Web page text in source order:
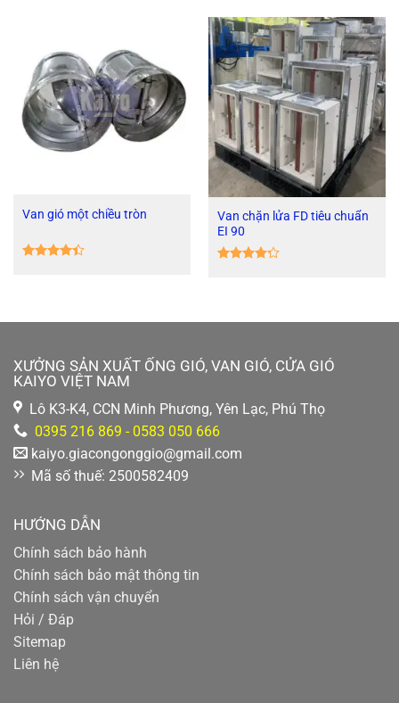
Van gió một chiều tròn
Van chặn lửa FD tiêu chuẩn
EI 90
XƯỞNG SẢN XUẤT ỐNG GIÓ, VAN GIÓ, CỬA GIÓ
KAIYO VIỆT NAM
Lô K3-K4, CCN Minh Phương, Yên Lạc, Phú Thọ
0395 216 869 - 0583 050 666
kaiyo.giacongonggio@gmail.com
Mã số thuế: 2500582409
HƯỚNG DẪN
Chính sách bảo hành
Chính sách bảo mật thông tin
Chính sách vận chuyển
Hỏi / Đáp
Sitemap
Liên hệ